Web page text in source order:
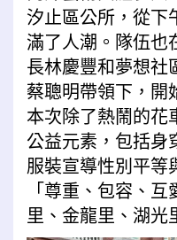
汐止區公所，從下
滿了人潮。隊伍也
長林慶豐和夢想社
蔡聰明帶領下，開
本次除了熱鬧的花
公益元素，包括身
服裝宣導性別平等
「尊重、包容、
里、金龍里、湖光